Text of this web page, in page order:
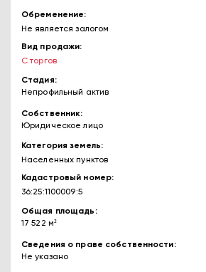
Обременение
Не является залогом
Вид продажи
С торгов
Стадия
Непрофильный актив
Собственник
Юридическое лицо
Категория земель
Населенных пунктов
Кадастровый номер
36:25:1100009:5
Общая площадь
17 522 м²
Сведения о праве собственности
Не указано